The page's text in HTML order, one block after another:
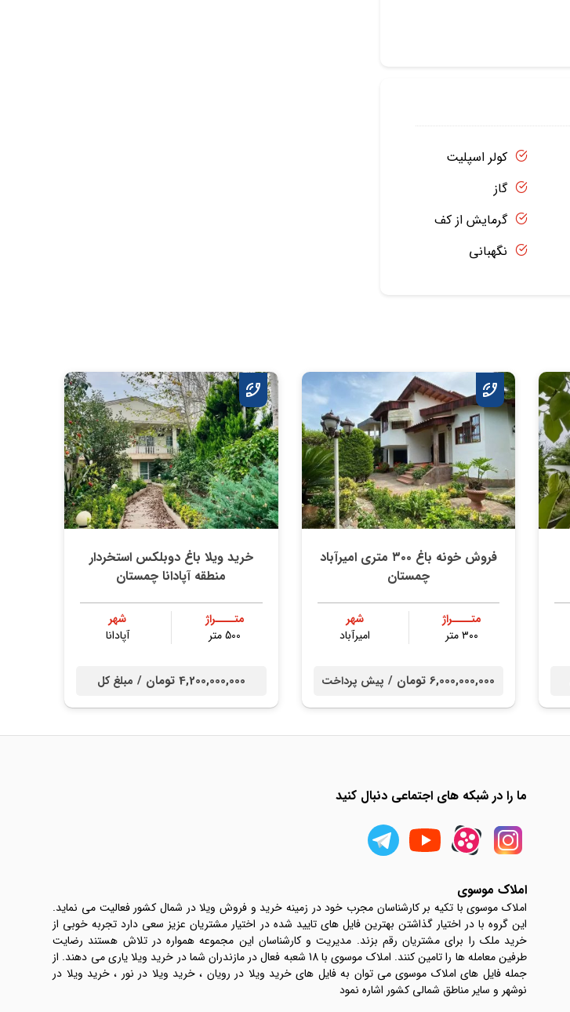
کولر اسپلیت
گاز
گرمایش از کف
نگهبانی
فروش خونه باغ ۳۰۰ متری امیرآباد
چمستان
متــــراژ
۳۰۰ متر
شهر
امیرآباد
6,000,000,000 تومان / پیش پرداخت
خرید ویلا باغ دوبلکس استخردار
منطقه آپادانا چمستان
متــــراژ
500 متر
شهر
آپادانا
4,200,000,000 تومان / مبلغ کل
ما را در شبکه های اجتماعی دنبال کنید
املاک موسوی
املاک موسوی با تکیه بر کارشناسان مجرب خود در زمینه خرید و فروش ویلا در شمال کشور فعالیت می نماید.
این گروه با در اختیار گذاشتن بهترین فایل های تایید شده در اختیار مشتریان عزیز سعی دارد تجربه خوبی از
خرید ملک را برای مشتریان رقم بزند. مدیریت و کارشناسان این مجموعه همواره در تلاش هستند رضایت
طرفین معامله ها را تامین کنند. املاک موسوی با 18 شعبه فعال در مازندران شما در خرید ویلا یاری می دهند. از
جمله فایل های املاک موسوی می توان به فایل های خرید ویلا در رویان ، خرید ویلا در نور ، خرید ویلا در
نوشهر و سایر مناطق شمالی کشور اشاره نمود